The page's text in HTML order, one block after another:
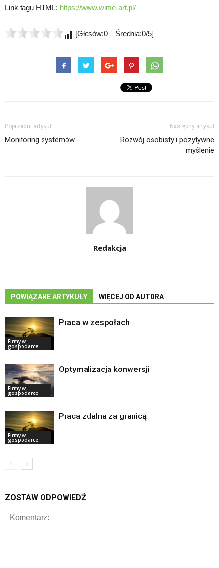
Link tagu HTML: https://www.wime-art.pl/
[Głosów:0 Średnia:0/5]
Poprzedni artykuł
Monitoring systemów
Następny artykuł
Rozwój osobisty i pozytywne
myślenie
Redakcja
POWIĄZANE ARTYKUŁY WIĘCEJ OD AUTORA
Firmy w
gospodarce
Praca w zespołach
Firmy w
gospodarce
Optymalizacja konwersji
Firmy w
gospodarce
Praca zdalna za granicą
ZOSTAW ODPOWIEDŹ